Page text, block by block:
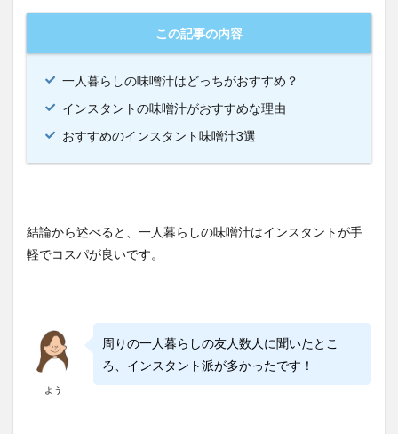
この記事の内容
一人暮らしの味噌汁はどっちがおすすめ？
インスタントの味噌汁がおすすめな理由
おすすめのインスタント味噌汁3選
結論から述べると、一人暮らしの味噌汁はインスタントが手
軽でコスパが良いです。
よう
周りの一人暮らしの友人数人に聞いたとこ
ろ、インスタント派が多かったです！